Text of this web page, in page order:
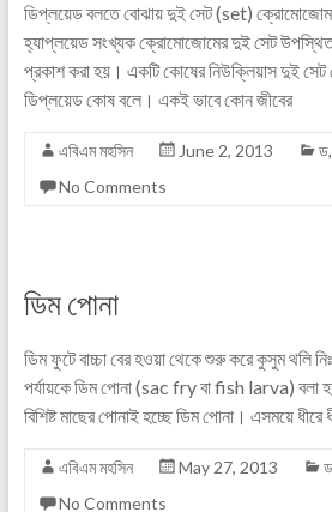
ডিপ্লয়েড বলতে বোঝায় দুই সেট (set) ক্রোমোজোম
হ্যাপ্লয়েড সংখ্যক ক্রোমোজোমের দুই সেট
প্রকাশ করা হয়। একটি কোষের নিউক্লিয়াস দুই সেট
ডিপ্লয়েড কোষ বলে। একই ভাবে কোন জীবের
এবিএম মহসিন June 2, 2013 ড,
No Comments
ডিম পোনা
ডিম ফুটে বাচ্চা বের হওয়া থেকে শুরু করে কুসুম থলি
পর্যায়কে ডিম পোনা (sac fry বা fish larva) বলা
বিশিষ্ট মাছের পোনাই হচ্ছে ডিম পোনা। এসময়ে ধীরে
এবিএম মহসিন May 27, 2013 ড
No Comments